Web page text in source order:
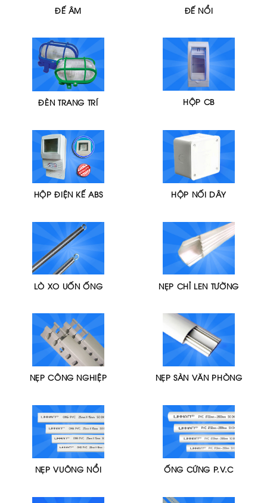
ĐẾ ÂM ĐẾ NỔI
ĐÈN TRANG TRÍ HỘP CB
HỘP ĐIỆN KẾ ABS HỘP NỐI DÂY
LÒ XO UỐN ỐNG NẸP CHỈ LEN TƯỜNG
NẸP CÔNG NGHIỆP NẸP SÀN VĂN PHÒNG
NẸP VUÔNG NỔI ỐNG CỨNG P.V.C